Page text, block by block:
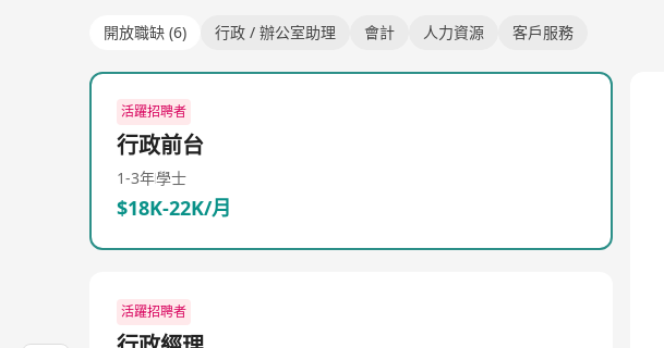
開放職缺 (6) 行政 / 辦公室助理 會計 人力資源 客戶服務
活躍招聘者
行政前台
1-3年學士
$18K-22K/月
活躍招聘者